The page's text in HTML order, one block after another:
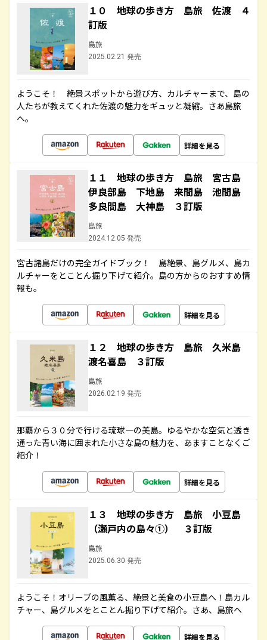
１０ 地球の歩き方 島旅 佐渡 ４
訂版
島旅
2025.02.21 発売
ようこそ！ 絶景スポットから遊び方、カルチャーまで、島の
人たちが教えてくれた佐渡の魅力をギュッと凝縮。さあ島旅
へ。
詳細を見る
１１ 地球の歩き方 島旅 宮古島
伊良部島 下地島 来間島 池間島
多良間島 大神島 ３訂版
島旅
2024.12.05 発売
宮古諸島だけの完全ガイドブック！ 島絶景、島グルメ、島カ
ルチャーをとことん掘り下げて紹介。島の方からのおすすめ情
報も。
詳細を見る
１２ 地球の歩き方 島旅 久米島
渡名喜島 ３訂版
島旅
2026.02.19 発売
那覇から３０分で行ける琉球一の美島。ゆるやかな空気と透き
通った青い海に囲まれた小さな島の魅力を、あますことなくご
紹介！
詳細を見る
１３ 地球の歩き方 島旅 小豆島
（瀬戸内の島々①） ３訂版
島旅
2025.06.30 発売
ようこそ！オリーブの風薫る、絶景と美食の小豆島へ！島カル
チャー、島グルメをとことん掘り下げて紹介。さあ、島旅へ
詳細を見る